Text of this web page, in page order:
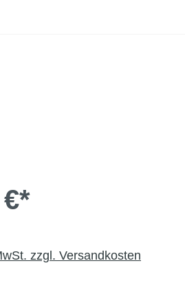
zzgl. Versandkosten